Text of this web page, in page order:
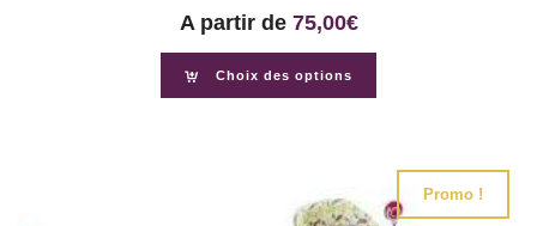
A partir de 75,00€
Choix des options
Promo !